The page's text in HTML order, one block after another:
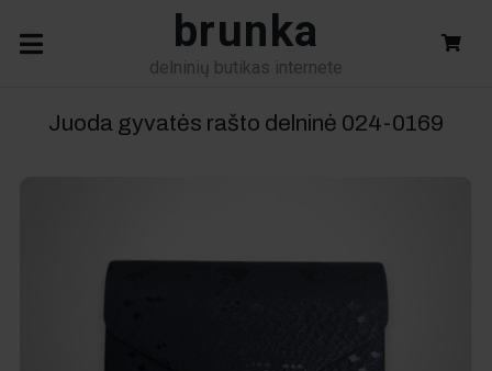
brunka
delninių butikas internete
Juoda gyvatės rašto delninė 024-0169